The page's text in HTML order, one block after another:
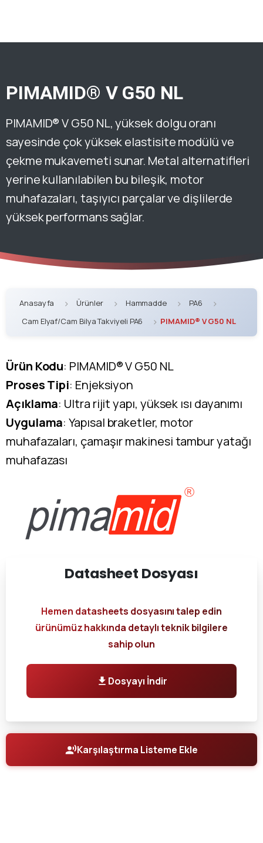
PIMAMID® V G50 NL
PIMAMID® V G50 NL, yüksek dolgu oranı
sayesinde çok yüksek elastisite modülü ve
çekme mukavemeti sunar. Metal alternatifleri
yerine kullanılabilen bu bileşik, motor
muhafazaları, taşıyıcı parçalar ve dişlilerde
yüksek performans sağlar.
Anasayfa Ürünler Hammadde
PA6
Cam Elyaf/Cam Bilya Takviyeli PA6
PIMAMID® V G50 NL
Ürün Kodu: PIMAMID® V G50 NL
Proses Tipi: Enjeksiyon
Açıklama: Ultra rijit yapı, yüksek ısı dayanımı
Uygulama: Yapısal braketler, motor
muhafazaları, çamaşır makinesi tambur yatağı
muhafazası
Datasheet Dosyası
Hemen datasheets dosyasını talep edin
ürünümüz hakkında detaylı teknik bilgilere
sahip olun
Dosyayı İndir
Karşılaştırma Listeme Ekle